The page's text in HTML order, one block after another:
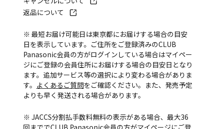
返品について
※ 最短お届け可能日は東京都にお届けする場合の目安
日を表示しています。ご住所をご登録済みのCLUB
Panasonic会員の方がログインしている場合はマイペー
ジにご登録の会員住所にお届けする場合の目安日となり
ます。追加サービス等の選択により変わる場合がありま
す。 よくあるご質問をご確認ください。また、発売予定
よりも早く発送される場合があります。
※ JACCS分割払手数料無料の表示がある場合、最大36
回まででCLUB Panasonic会員の方がマイページにご登